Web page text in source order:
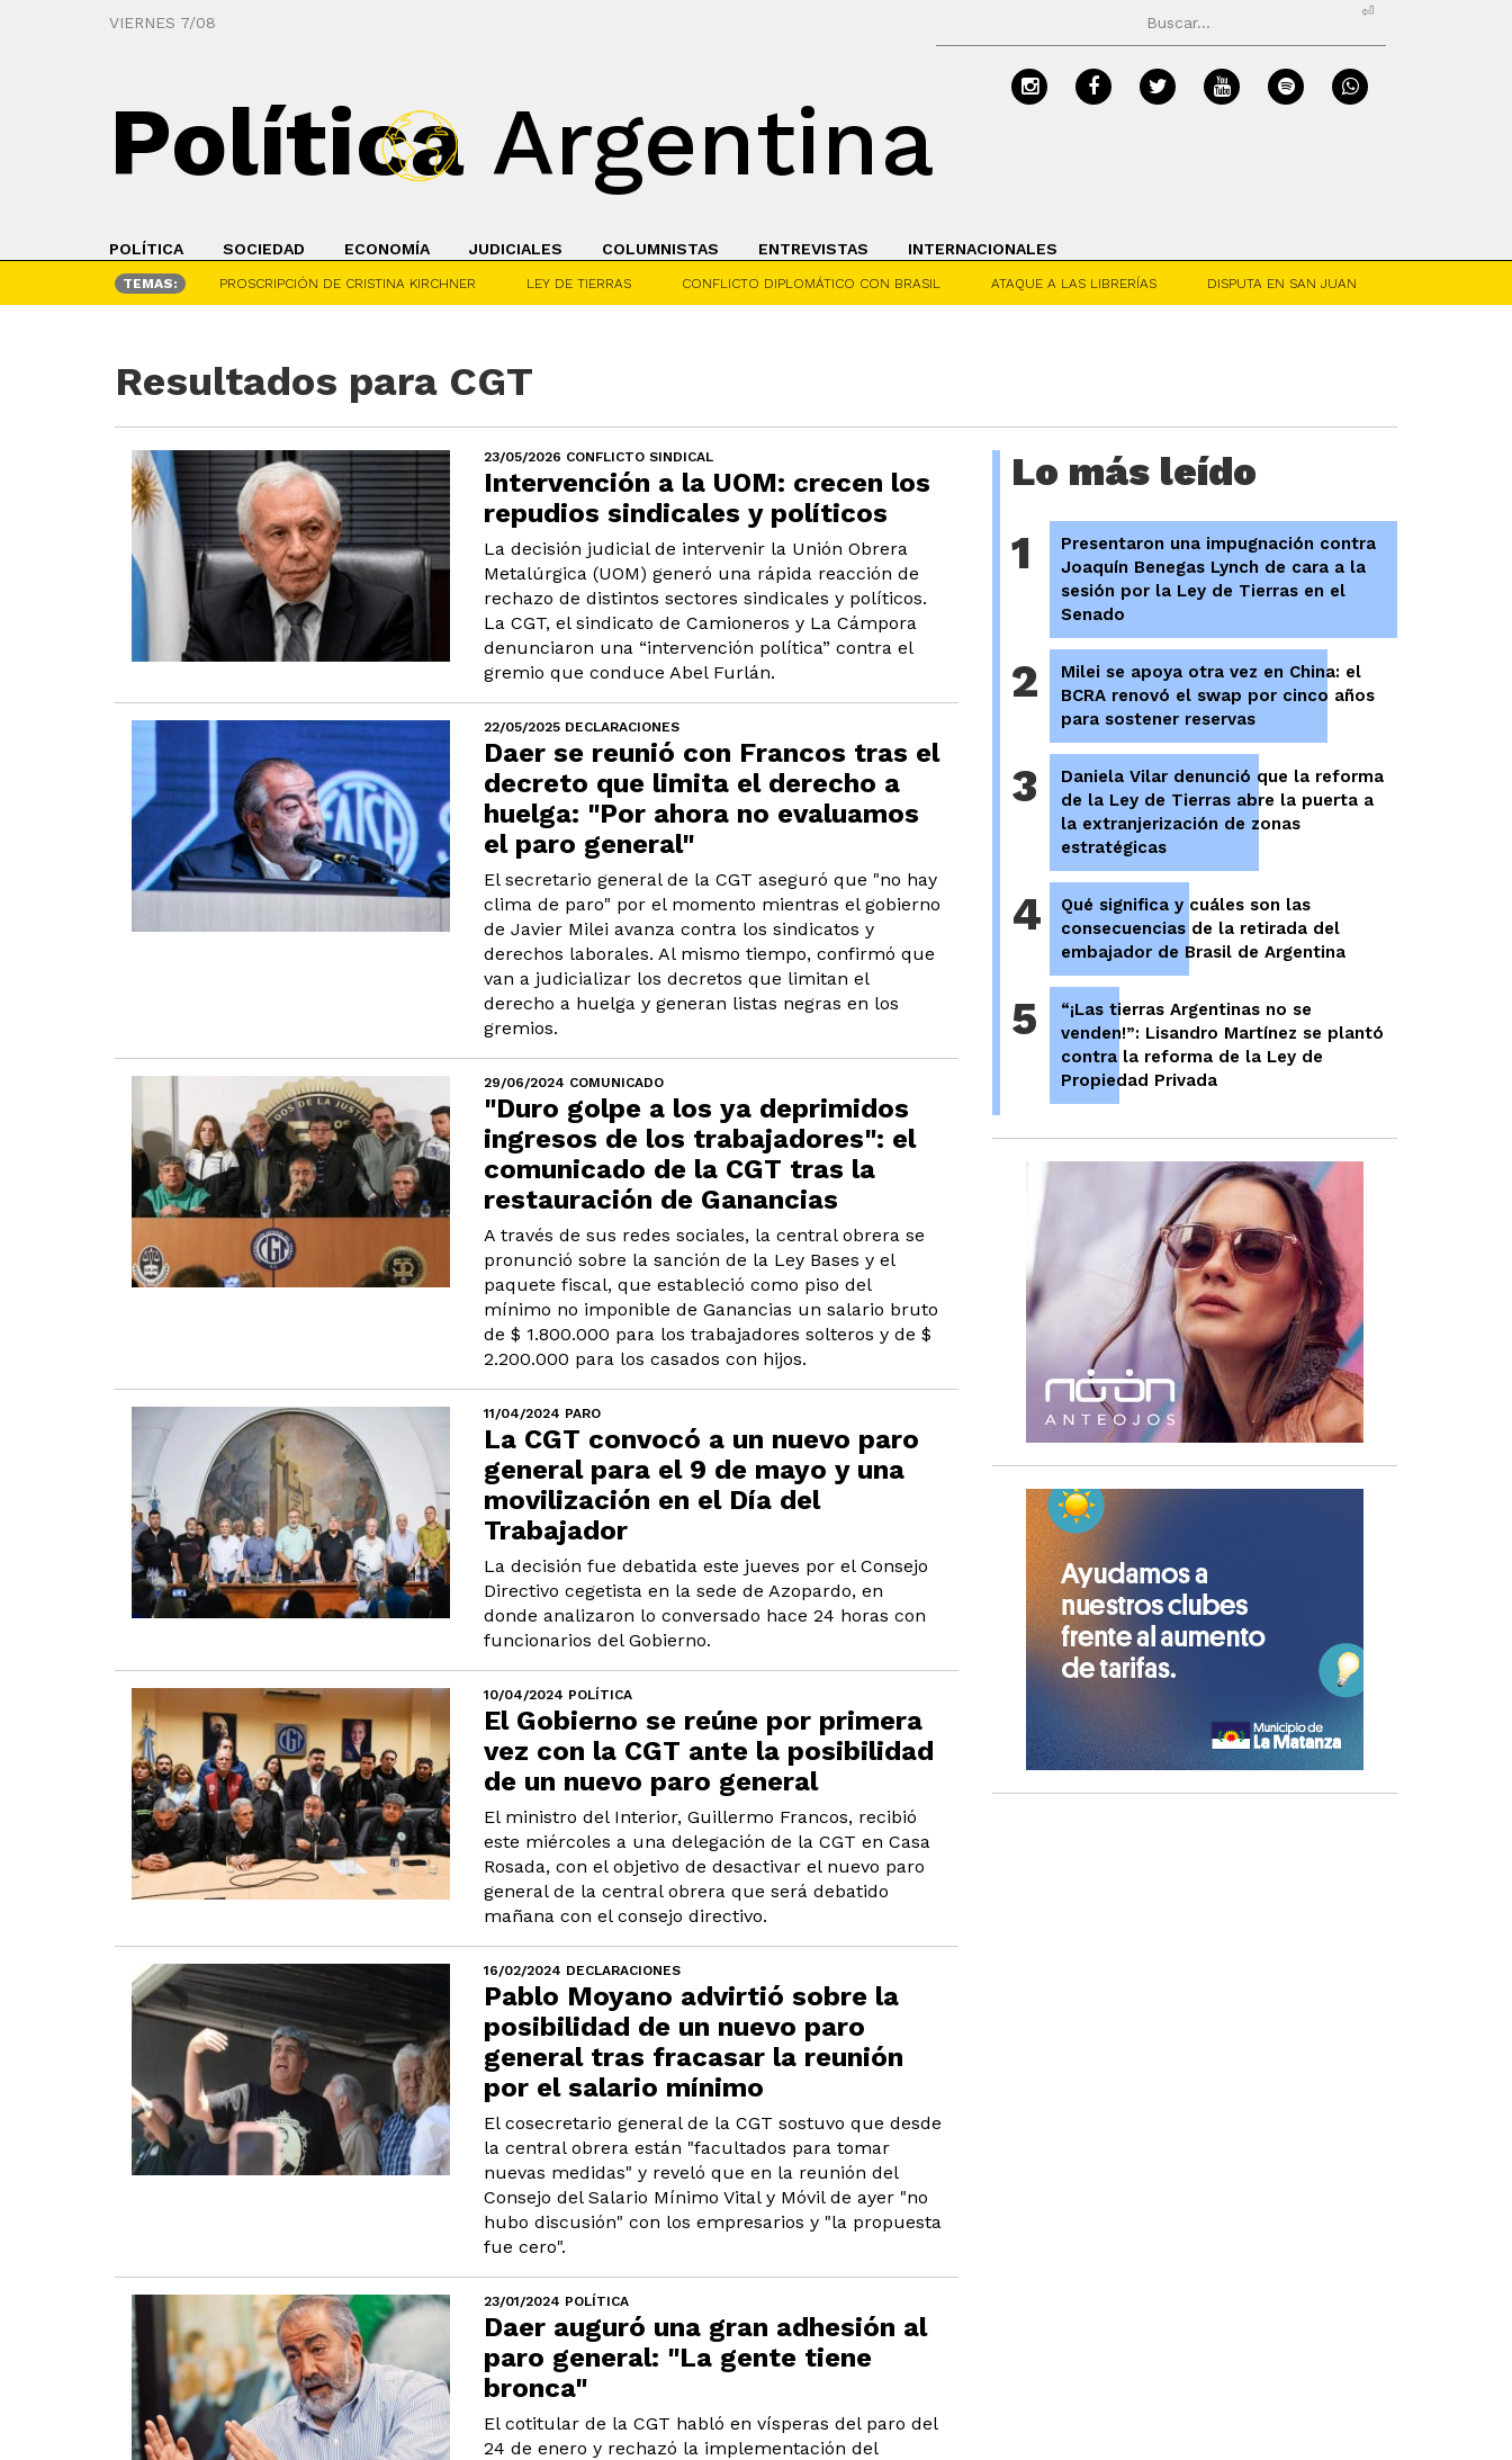
VIERNES 7/08
⏎
Política Argentina
POLÍTICA SOCIEDAD ECONOMÍA JUDICIALES COLUMNISTAS ENTREVISTAS INTERNACIONALES
TEMAS: PROSCRIPCIÓN DE CRISTINA KIRCHNER LEY DE TIERRAS CONFLICTO DIPLOMÁTICO CON BRASIL ATAQUE A LAS LIBRERÍAS DISPUTA EN SAN JUAN
Resultados para CGT
23/05/2026 CONFLICTO SINDICAL
Intervención a la UOM: crecen los
repudios sindicales y políticos
La decisión judicial de intervenir la Unión Obrera
Metalúrgica (UOM) generó una rápida reacción de
rechazo de distintos sectores sindicales y políticos.
La CGT, el sindicato de Camioneros y La Cámpora
denunciaron una “intervención política” contra el
gremio que conduce Abel Furlán.
22/05/2025 DECLARACIONES
Daer se reunió con Francos tras el
decreto que limita el derecho a
huelga: "Por ahora no evaluamos
el paro general"
El secretario general de la CGT aseguró que "no hay
clima de paro" por el momento mientras el gobierno
de Javier Milei avanza contra los sindicatos y
derechos laborales. Al mismo tiempo, confirmó que
van a judicializar los decretos que limitan el
derecho a huelga y generan listas negras en los
gremios.
29/06/2024 COMUNICADO
"Duro golpe a los ya deprimidos
ingresos de los trabajadores": el
comunicado de la CGT tras la
restauración de Ganancias
A través de sus redes sociales, la central obrera se
pronunció sobre la sanción de la Ley Bases y el
paquete fiscal, que estableció como piso del
mínimo no imponible de Ganancias un salario bruto
de $ 1.800.000 para los trabajadores solteros y de $
2.200.000 para los casados con hijos.
11/04/2024 PARO
La CGT convocó a un nuevo paro
general para el 9 de mayo y una
movilización en el Día del
Trabajador
La decisión fue debatida este jueves por el Consejo
Directivo cegetista en la sede de Azopardo, en
donde analizaron lo conversado hace 24 horas con
funcionarios del Gobierno.
10/04/2024 POLÍTICA
El Gobierno se reúne por primera
vez con la CGT ante la posibilidad
de un nuevo paro general
El ministro del Interior, Guillermo Francos, recibió
este miércoles a una delegación de la CGT en Casa
Rosada, con el objetivo de desactivar el nuevo paro
general de la central obrera que será debatido
mañana con el consejo directivo.
16/02/2024 DECLARACIONES
Pablo Moyano advirtió sobre la
posibilidad de un nuevo paro
general tras fracasar la reunión
por el salario mínimo
El cosecretario general de la CGT sostuvo que desde
la central obrera están "facultados para tomar
nuevas medidas" y reveló que en la reunión del
Consejo del Salario Mínimo Vital y Móvil de ayer "no
hubo discusión" con los empresarios y "la propuesta
fue cero".
23/01/2024 POLÍTICA
Daer auguró una gran adhesión al
paro general: "La gente tiene
bronca"
El cotitular de la CGT habló en vísperas del paro del
24 de enero y rechazó la implementación del
Lo más leído
1
Presentaron una impugnación contra
Joaquín Benegas Lynch de cara a la
sesión por la Ley de Tierras en el
Senado
2
Milei se apoya otra vez en China: el
BCRA renovó el swap por cinco años
para sostener reservas
3
Daniela Vilar denunció que la reforma
de la Ley de Tierras abre la puerta a
la extranjerización de zonas
estratégicas
4
Qué significa y cuáles son las
consecuencias de la retirada del
embajador de Brasil de Argentina
5
“¡Las tierras Argentinas no se
venden!”: Lisandro Martínez se plantó
contra la reforma de la Ley de
Propiedad Privada